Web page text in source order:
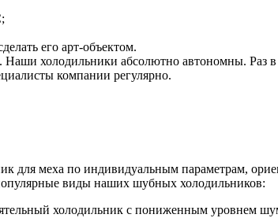
его арт-объектом.
холодильники абсолютно автономны. Раз
компании регулярно.
меха по индивидуальным параметрам,
виды наших шубных холодильников:
холодильник с пониженным уровнем